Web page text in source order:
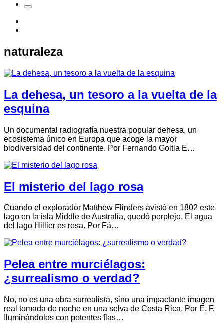
naturaleza
La dehesa, un tesoro a la vuelta de la
esquina
Un documental radiografía nuestra popular dehesa, un
ecosistema único en Europa que acoge la mayor
biodiversidad del continente. Por Fernando Goitia E…
El misterio del lago rosa
Cuando el explorador Matthew Flinders avistó en 1802 este
lago en la isla Middle de Australia, quedó perplejo. El agua
del lago Hillier es rosa. Por Fá…
Pelea entre murciélagos:
¿surrealismo o verdad?
No, no es una obra surrealista, sino una impactante imagen
real tomada de noche en una selva de Costa Rica. Por E. F.
Iluminándolos con potentes flas…